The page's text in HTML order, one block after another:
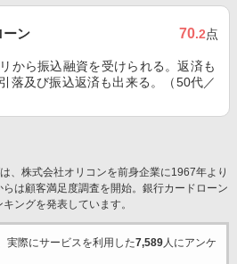
ーン 70.2点
から振込融資を受けられる。返済も
落及び振込返済も出来る。（50代／
、株式会社オリコンを前身企業に1967年より
は顧客満足度調査を開始。銀行カードローン
ングを発表しています。
実際にサービスを利用した7,589人にアンケ